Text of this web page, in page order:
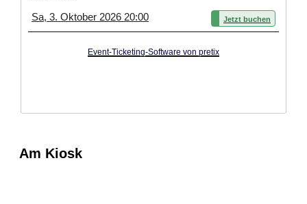
Sa, 3. Oktober 2026 20:00
Jetzt buchen
Event-Ticketing-Software von pretix
Am Kiosk